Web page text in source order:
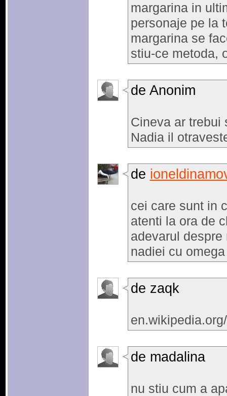
margarina in
personaje pe la
margarina se
stiu-ce metoda,
de Anonim
Cineva ar trebui
Nadia il
de
cei care sunt in
atenti la ora de
adevarul
nadiei cu
de zaqk
de madalina
nu stiu cum a